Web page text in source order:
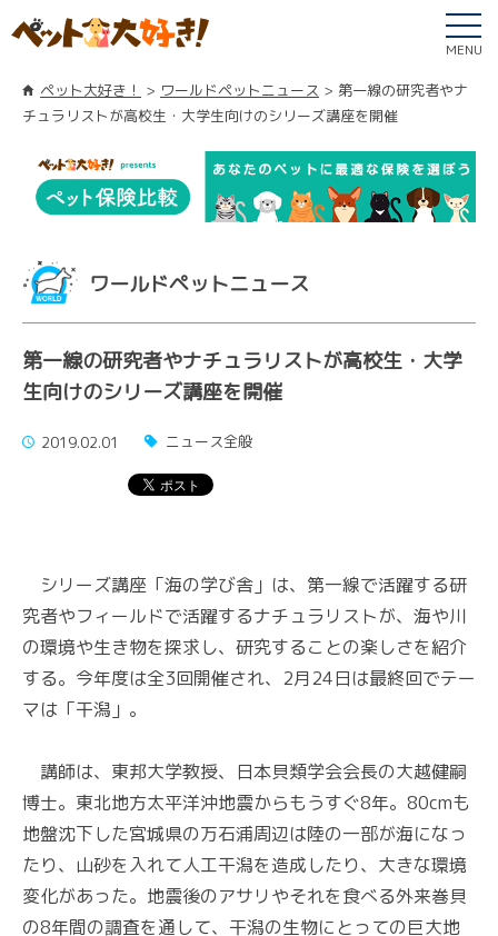
MENU
ペット大好き！ ワールドペットニュース
第一線の研究者やナ
チュラリストが高校生・大学生向けのシリーズ講座を開催
ワールドペットニュース
第一線の研究者やナチュラリストが高校生・大学
生向けのシリーズ講座を開催
2019.02.01 ニュース全般
シリーズ講座「海の学び舎」は、第一線で活躍する研
究者やフィールドで活躍するナチュラリストが、海や川
の環境や生き物を探求し、研究することの楽しさを紹介
する。今年度は全3回開催され、2月24日は最終回でテー
マは「干潟」。
講師は、東邦大学教授、日本貝類学会会長の大越健嗣
博士。東北地方太平洋沖地震からもうすぐ8年。80cmも
地盤沈下した宮城県の万石浦周辺は陸の一部が海になっ
たり、山砂を入れて人工干潟を造成したり、大きな環境
変化があった。地震後のアサリやそれを食べる外来巻貝
の8年間の調査を通して、干潟の生物にとっての巨大地